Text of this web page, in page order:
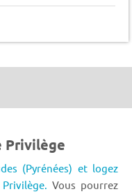
Privilège
(Pyrénées) et logez
Vous pourrez